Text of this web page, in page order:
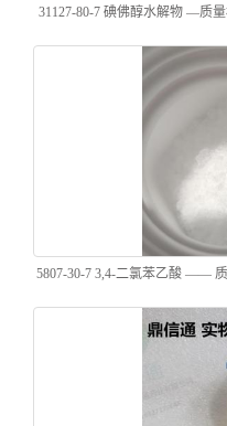
31127-80-7 碘佛醇水解物 —质
生化试
5807-30-7 3,4-二氯苯乙酸 ——
试剂